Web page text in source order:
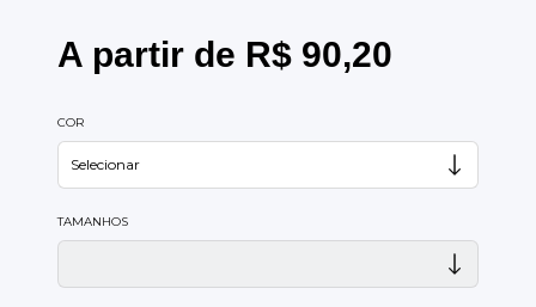
A partir de R$ 90,20
COR
TAMANHOS